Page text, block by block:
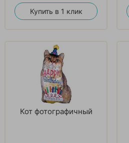
Купить в 1 клик
Кот фотографичный